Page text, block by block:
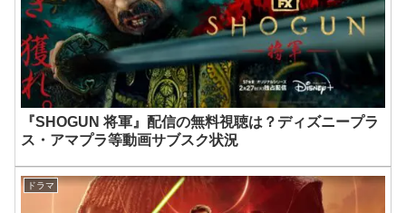
『SHOGUN 将軍』配信の無料視聴は？ディズニープラ
ス・アマプラ等動画サブスク状況
ドラマ